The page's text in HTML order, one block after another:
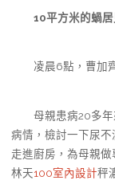
10平方米的蝸居
凌晨6點，曹加齊
母親患病20多年
病情，檢討一下尿
走進廚房，為母親
林天100室內設計秤